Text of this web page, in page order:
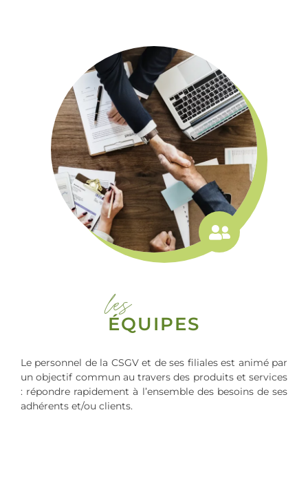
les
ÉQUIPES
Le personnel de la CSGV et de ses filiales est animé par
un objectif commun au travers des produits et services
: répondre rapidement à l’ensemble des besoins de ses
adhérents et/ou clients.